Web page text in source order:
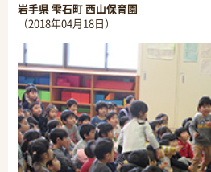
岩手県 雫石町 西山保育園
（2018年04月18日）